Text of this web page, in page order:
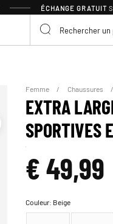
ÉCHANGE GRATUIT
Femme Chaussures
EXTRA
SPORTIVES
€ 49,99
Couleur: Beige